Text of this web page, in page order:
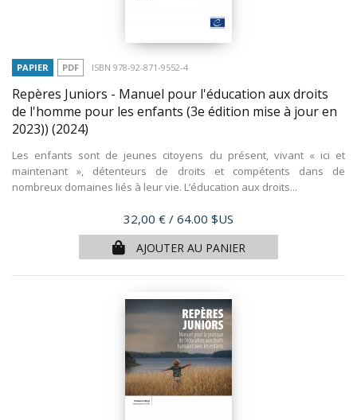
PAPIER PDF ISBN 978-92-871-9552-4
Repères Juniors - Manuel pour l'éducation aux droits
de l'homme pour les enfants (3e édition mise à jour en
2023)) (2024)
Les enfants sont de jeunes citoyens du présent, vivant « ici et
maintenant », détenteurs de droits et compétents dans de
nombreux domaines liés à leur vie. L’éducation aux droits...
Prix
32,00 € / 64.00 $US
AJOUTER AU PANIER